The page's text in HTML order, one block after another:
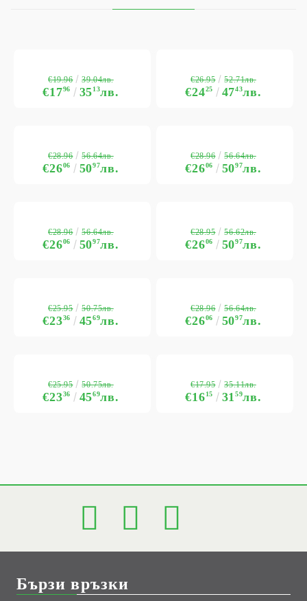
€1796 3513лв.
€19.96 39.04лв.
€2425 4743лв.
€26.95 52.71лв.
€2606 5097лв.
€28.96 56.64лв.
€2606 5097лв.
€28.96 56.64лв.
€2606 5097лв.
€28.96 56.64лв.
€2606 5097лв.
€28.95 56.62лв.
€2336 4569лв.
€25.95 50.75лв.
€2606 5097лв.
€28.96 56.64лв.
€2336 4569лв.
€25.95 50.75лв.
€1615 3159лв.
€17.95 35.11лв.
Бързи връзки